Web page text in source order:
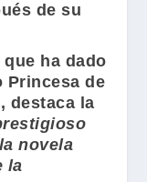
de su
ha dado
Princesa de
destaca la
novela
la